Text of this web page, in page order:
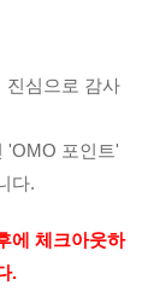
진심으로 감사
'OMO 포인트'
다.
에 체크아웃하
.